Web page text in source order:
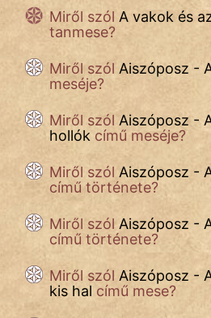
Mese
Mitológia
Elbeszélés
Tanmese
Vers
Miről szól A vakok és
tanmese?
Miről szól Aiszóposz -
meséje?
Miről szól Aiszóposz -
hollók című meséje?
Miről szól Aiszóposz -
című története?
Miről szól Aiszóposz -
című története?
Miről szól Aiszóposz -
kis hal című mese?